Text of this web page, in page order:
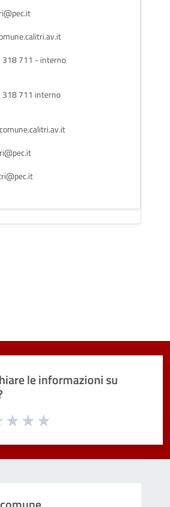
318 711 - interno
318 711 interno
le informazioni su
pagina